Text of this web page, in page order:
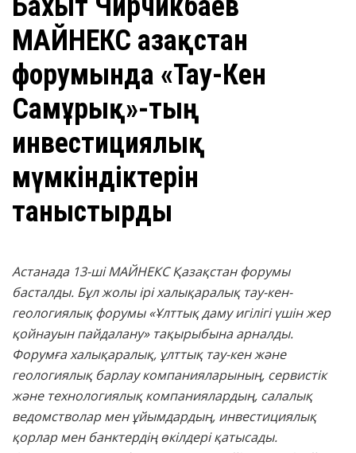
МАЙНЕКС Қазақстан
форумында «Тау-Кен
Самұрық»-тың
инвестициялық
мүмкіндіктерін
таныстырды
Астанада 13-ші МАЙНЕКС Қазақстан форумы
басталды. Бұл жолы ірі халықаралық тау-кен-
геологиялық форумы «Ұлттық даму игілігі үшін жер
қойнауын пайдалану» тақырыбына арналды.
Форумға халықаралық, ұлттық тау-кен және
геологиялық барлау компанияларының, сервистік
және технологиялық компаниялардың, салалық
ведомстволар мен ұйымдардың, инвестициялық
қорлар мен банктердің өкілдері қатысады.